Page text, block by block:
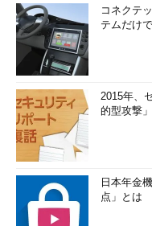
コネクテ
テムだけ
2015年、
的型攻撃
日本年金
点」とは